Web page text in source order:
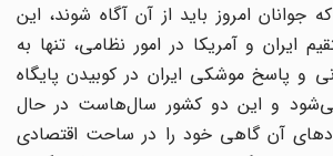
امروز باید از آن آگاه شوند، این
ایران و آمریکا در امور نظامی، تنها به
و پاسخ موشکی ایران در کوبیدن پایگاه
و این دو کشور سال‌هاست در حال
آن گاهی خود را در ساحت اقتصادی